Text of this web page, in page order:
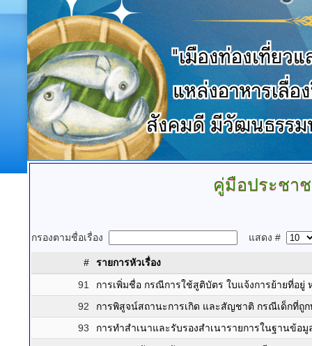
คู่มือประชา
กรองตามชื่อเรื่อง แสดง #
#
รายการหัวเรื่อง
91
การเพิ่มชื่อ กรณีการใช้สูติบัตร ใบแจ้งการย้ายที่อยู่
92
การพิสูจน์สถานะการเกิด และสัญชาติ กรณีเด็กที่ถูก
93
การทำสำเนาและรับรองสำเนารายการในฐานข้อ